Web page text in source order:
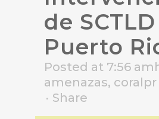
de
Puerto
Posted at 7:56
amenazas, coralpr
Share